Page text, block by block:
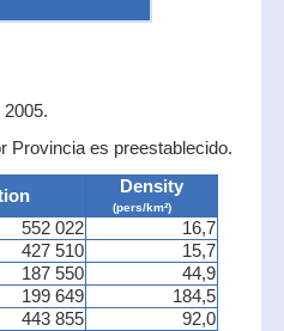
Provincia es preestablecido.
Density
(pers/km²)
552 022
16,7
427 510
15,7
187 550
44,9
199 649
184,5
443 855
92,0